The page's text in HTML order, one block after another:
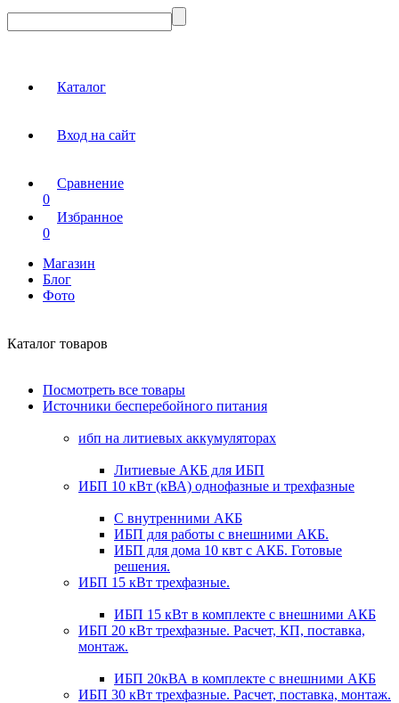
Каталог
Вход на сайт
Сравнение
0
Избранное
0
Магазин
Блог
Фото
Каталог товаров
Посмотреть все товары
Источники бесперебойного питания
ибп на литиевых аккумуляторах
Литиевые АКБ для ИБП
ИБП 10 кВт (кВА) однофазные и трехфазные
С внутренними АКБ
ИБП для работы с внешними АКБ.
ИБП для дома 10 квт с АКБ. Готовые
решения.
ИБП 15 кВт трехфазные.
ИБП 15 кВт в комплекте с внешними АКБ
ИБП 20 кВт трехфазные. Расчет, КП, поставка,
монтаж.
ИБП 20кВА в комплекте с внешними АКБ
ИБП 30 кВт трехфазные. Расчет, поставка, монтаж.